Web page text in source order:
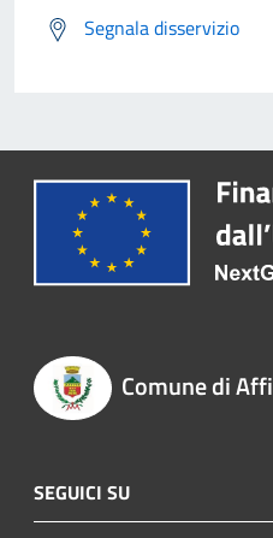
Segnala disservizio
Comune di Affi
SEGUICI SU